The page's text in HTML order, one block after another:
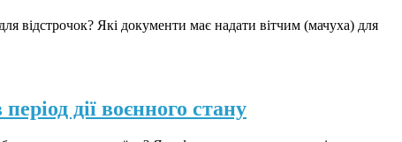
відстрочок? Які документи має надати вітчим (мачуха) для
дії воєнного стану